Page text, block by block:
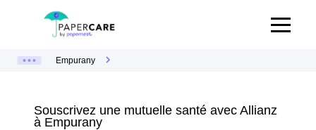
Empurany
Souscrivez une mutuelle santé avec Allianz
à Empurany